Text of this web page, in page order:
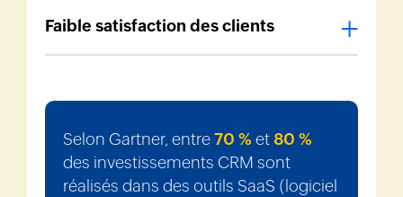
Faible satisfaction des clients
Selon Gartner, entre70 % et 80 %
des investissements CRM sont
réalisés dans des outils SaaS (logiciel